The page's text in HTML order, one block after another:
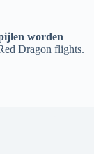
worden
Dragon flights.